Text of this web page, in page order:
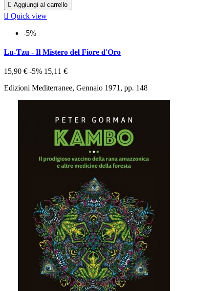
 Aggiungi al carrello
 Quick view
-5%
Lu-Tzu - Il Mistero del Fiore d'Oro
15,90 € -5% 15,11 €
Edizioni Mediterranee, Gennaio 1971, pp. 148